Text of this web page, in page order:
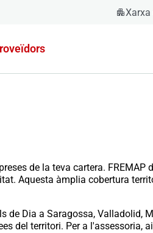
Xarxa
de la teva cartera. FREMAP
Aquesta àmplia cobertura
Dia a Saragossa, Valladolid,
del territori. Per a l'assessoria,